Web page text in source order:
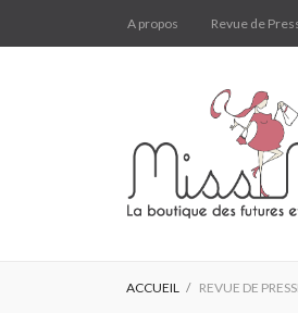
A propos Revue de
ACCUEIL REVUE DE